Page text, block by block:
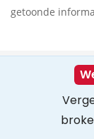
getoonde